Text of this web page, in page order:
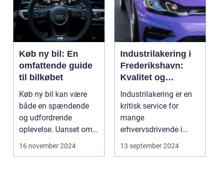
Køb ny bil: En
omfattende guide
til bilkøbet
Køb ny bil kan være
både en spændende
og udfordrende
oplevelse. Uanset om
m...
16 november 2024
Industrilakering i
Frederikshavn:
Kvalitet og
Professionalisme
Industrilakering er en
kritisk service for
mange
erhvervsdrivende i
Frederikshavn og
omegn. Det er p...
13 september 2024